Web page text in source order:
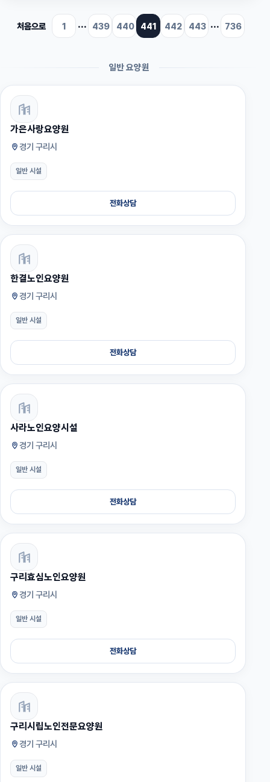
처음으로 1 ··· 439 440 441 442 443 ··· 736
일반 요양원
가은사랑요양원
경기 구리시
일반 시설
전화상담
한결노인요양원
경기 구리시
일반 시설
전화상담
사라노인요양시설
경기 구리시
일반 시설
전화상담
구리효심노인요양원
경기 구리시
일반 시설
전화상담
구리시립노인전문요양원
경기 구리시
일반 시설